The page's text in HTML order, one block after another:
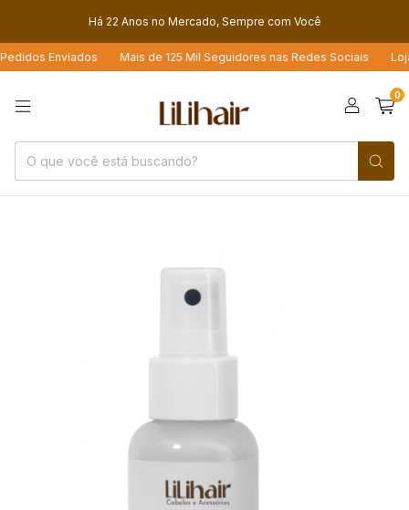
Há 22 Anos no Mercado, Sempre com Você
Enviados Mais de 125 Mil Seguidores nas Redes Sociais Loja
0